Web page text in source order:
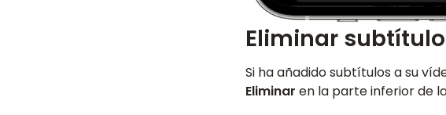
Eliminar
Si ha añadido subtítulos a su
Eliminar en la parte inferior de